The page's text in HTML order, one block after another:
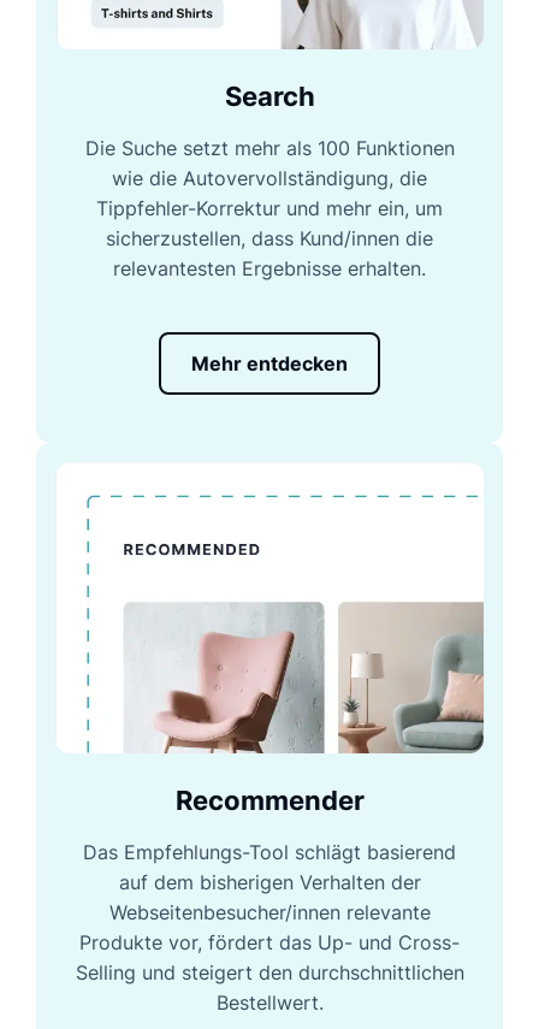
Search
Die Suche setzt mehr als 100 Funktionen
wie die Autovervollständigung, die
Tippfehler-Korrektur und mehr ein, um
sicherzustellen, dass Kund/innen die
relevantesten Ergebnisse erhalten.
Mehr entdecken
Recommender
Das Empfehlungs-Tool schlägt basierend
auf dem bisherigen Verhalten der
Webseitenbesucher/innen relevante
Produkte vor, fördert das Up- und Cross-
Selling und steigert den durchschnittlichen
Bestellwert.